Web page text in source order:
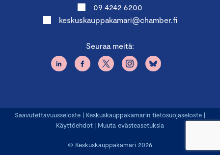
09 4242 6200
keskuskauppakamari@chamber.fi
Seuraa meitä:
© Keskuskauppakamari 2026
Saavutettavuusseloste | Keskuskauppakamarin tietosuojaseloste |
Käyttöehdot | Muuta evästeasetuksia